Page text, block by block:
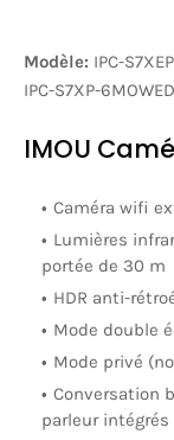
Modèle: IPC-
IPC-S7XP-6MOWED
IMOU
Caméra wifi
Lumières
portée de 30 m
HDR anti-
Mode double
Mode privé
Conversation
parleur intégrés